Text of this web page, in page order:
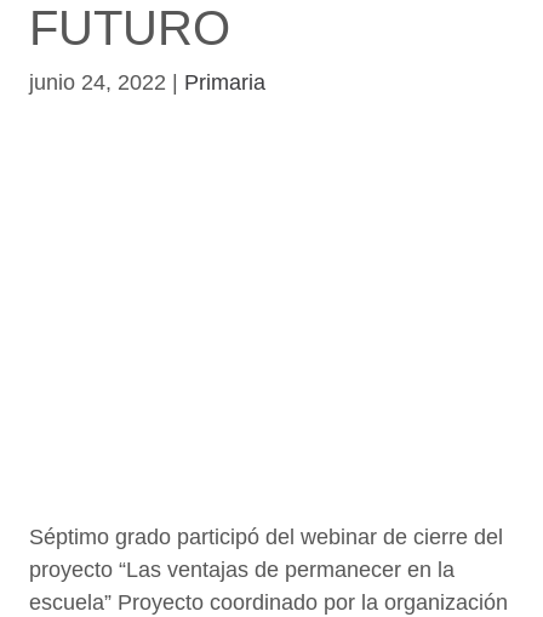
FUTURO
junio 24, 2022 Primaria
Séptimo grado participó del webinar de cierre del
proyecto “Las ventajas de permanecer en la
escuela” Proyecto coordinado por la organización